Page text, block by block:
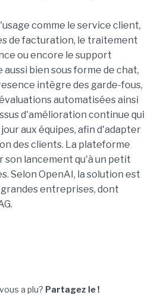
comme le service client,
de facturation, le traitement
ou encore le support
bien sous forme de chat,
intègre des garde-fous,
automatisées ainsi
d'amélioration continue qui
aux équipes, afin d'adapter
des clients. La plateforme
son lancement qu'à un petit
Selon OpenAI, la solution est
entreprises, dont
a plu? Partagez le !